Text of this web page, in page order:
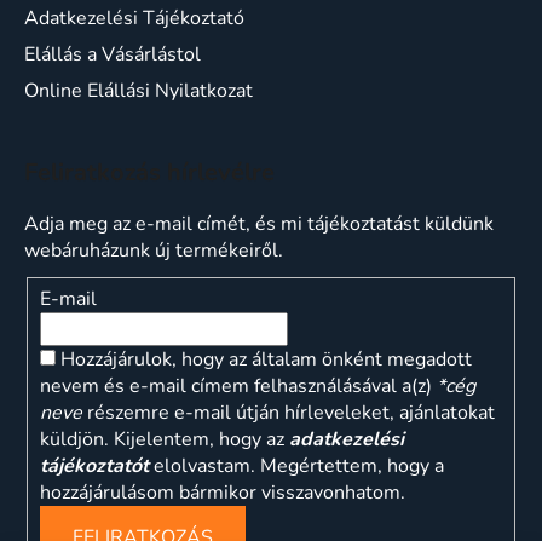
Adatkezelési Tájékoztató
Elállás a Vásárlástol
Online Elállási Nyilatkozat
Adja meg az e-mail címét, és mi tájékoztatást küldünk
webáruházunk új termékeiről.
E-mail
Hozzájárulok, hogy az általam önként megadott
nevem és e-mail címem felhasználásával a(z) *cég
neve részemre e-mail útján hírleveleket, ajánlatokat
küldjön. Kijelentem, hogy az adatkezelési
tájékoztatótelolvastam. Megértettem, hogy a
hozzájárulásom bármikor visszavonhatom.